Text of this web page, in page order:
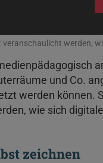
werden,
und Co.
werden können.
wie sich
zeichnen